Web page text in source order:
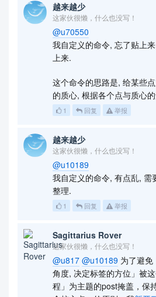
越来越少
这家伙很懒，什么也没写！
@u70550
我自定义的命令, 忘了贴上
上来.
这个命令的思路是, 给某些
的质心, 根据各个点与质心
1 回复 举报
越来越少
这家伙很懒，什么也没写！
@u10189
我自定义的命令, 有点乱, 需
整理.
1 回复 举报
Sagittarius Rover
这家伙很懒，什么也没写！
@u817 @u10189 为了避免
角度, 决定标签的方位」被
程」为主题的post掩盖，保